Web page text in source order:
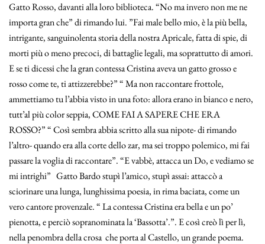
Gatto Rosso, davanti alla loro biblioteca. “No ma invero non me ne
importa gran che” di rimando lui. ”Fai male bello mio, è la più bella,
intrigante, sanguinolenta storia della nostra Apricale, fatta di spie, di
morti più o meno precoci, di battaglie legali, ma soprattutto di amori.
E se ti dicessi che la gran contessa Cristina aveva un gatto grosso e
rosso come te, ti attizzerebbe?” “ Ma non raccontare frottole,
ammettiamo tu l’abbia visto in una foto: allora erano in bianco e nero,
tutt’al più color seppia, COME FAI A SAPERE CHE ERA
ROSSO?” “ Così sembra abbia scritto alla sua nipote- di rimando
l’altro- quando era alla corte dello zar, ma sei troppo polemico, mi fai
passare la voglia di raccontare”. “E vabbè, attacca un Do, e vediamo se
mi intrighi” Gatto Bardo stupì l’amico, stupì assai: attaccò a
sciorinare una lunga, lunghissima poesia, in rima baciata, come un
vero cantore provenzale. “ La contessa Cristina era bella e un po’
pienotta, e perciò sopranominata la ‘Bassotta’.”. E così creò lì per lì,
nella penombra della crosa che porta al Castello, un grande poema.